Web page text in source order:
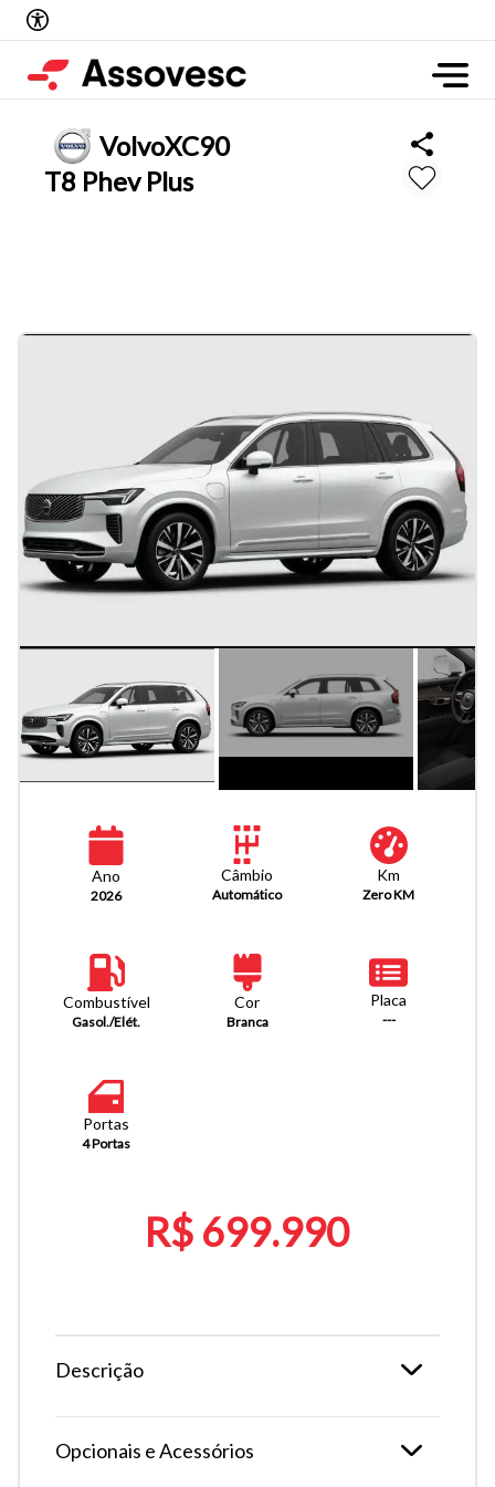
VolvoXC90
T8 Phev Plus
Ano
2026
Câmbio
Automático
Km
Zero KM
Combustível
Gasol./Elét.
Cor
Branca
Placa
---
Portas
4 Portas
R$ 699.990
Descrição
Opcionais e Acessórios